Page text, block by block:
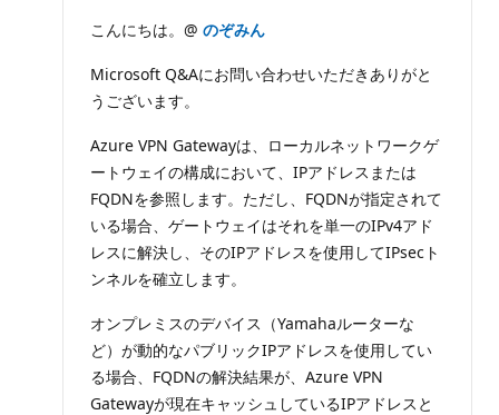
こんにちは。@ のぞみん
Microsoft Q&Aにお問い合わせいただきありがと
うございます。
Azure VPN Gatewayは、ローカルネットワークゲ
ートウェイの構成において、IPアドレスまたは
FQDNを参照します。ただし、FQDNが指定されて
いる場合、ゲートウェイはそれを単一のIPv4アド
レスに解決し、そのIPアドレスを使用してIPsecト
ンネルを確立します。
オンプレミスのデバイス（Yamahaルーターな
ど）が動的なパブリックIPアドレスを使用してい
る場合、FQDNの解決結果が、Azure VPN
Gatewayが現在キャッシュしているIPアドレスと